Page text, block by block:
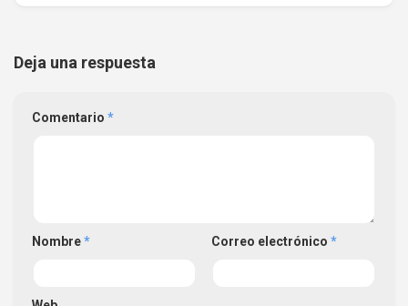
Deja una respuesta
Comentario *
Nombre* Correo electrónico *